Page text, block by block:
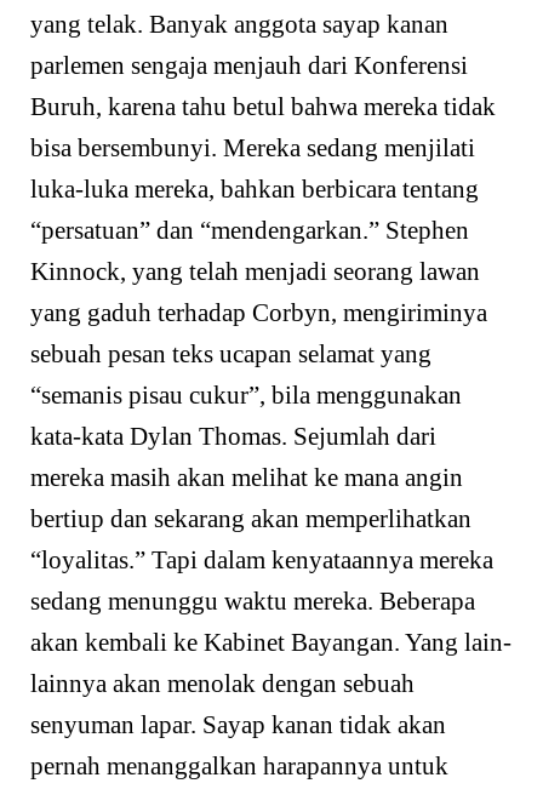
yang telak. Banyak anggota sayap kanan
parlemen sengaja menjauh dari Konferensi
Buruh, karena tahu betul bahwa mereka tidak
bisa bersembunyi. Mereka sedang menjilati
luka-luka mereka, bahkan berbicara tentang
“persatuan” dan “mendengarkan.” Stephen
Kinnock, yang telah menjadi seorang lawan
yang gaduh terhadap Corbyn, mengiriminya
sebuah pesan teks ucapan selamat yang
“semanis pisau cukur”, bila menggunakan
kata-kata Dylan Thomas. Sejumlah dari
mereka masih akan melihat ke mana angin
bertiup dan sekarang akan memperlihatkan
“loyalitas.” Tapi dalam kenyataannya mereka
sedang menunggu waktu mereka. Beberapa
akan kembali ke Kabinet Bayangan. Yang lain-
lainnya akan menolak dengan sebuah
senyuman lapar. Sayap kanan tidak akan
pernah menanggalkan harapannya untuk